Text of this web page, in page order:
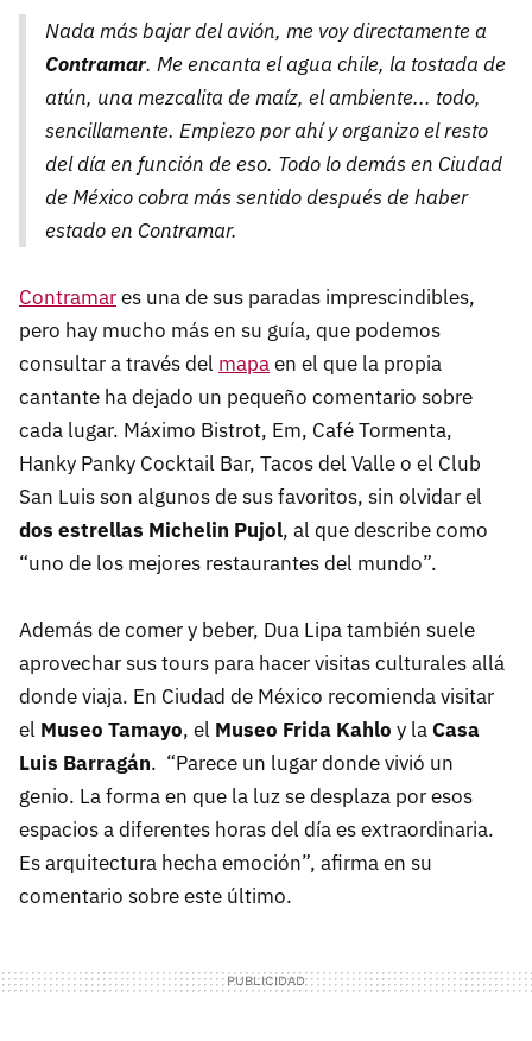
Nada más bajar del avión, me voy directamente a
Contramar. Me encanta el agua chile, la tostada de
atún, una mezcalita de maíz, el ambiente... todo,
sencillamente. Empiezo por ahí y organizo el resto
del día en función de eso. Todo lo demás en Ciudad
de México cobra más sentido después de haber
estado en Contramar.
Contramares una de sus paradas imprescindibles,
pero hay mucho más en su guía, que podemos
consultar a través del mapaen el que la propia
cantante ha dejado un pequeño comentario sobre
cada lugar. Máximo Bistrot, Em, Café Tormenta,
Hanky Panky Cocktail Bar, Tacos del Valle o el Club
San Luis son algunos de sus favoritos, sin olvidar el
dos estrellas Michelin Pujol, al que describe como
“uno de los mejores restaurantes del mundo”.
Además de comer y beber, Dua Lipa también suele
aprovechar sus tours para hacer visitas culturales allá
donde viaja. En Ciudad de México recomienda visitar
el Museo Tamayo, el Museo Frida Kahlo y laCasa
Luis Barragán. “Parece un lugar donde vivió un
genio. La forma en que la luz se desplaza por esos
espacios a diferentes horas del día es extraordinaria.
Es arquitectura hecha emoción”, afirma en su
comentario sobre este último.